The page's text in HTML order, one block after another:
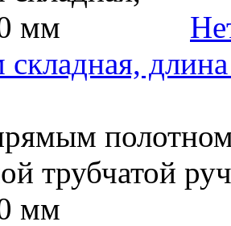
складная,